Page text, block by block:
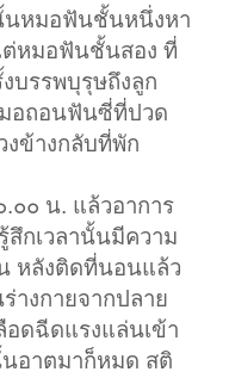
นหมอฟันชั้นหนึ่งหา
ต่หมอฟันชั้นสอง ที่
บรรพบุรุษถึงลูก
อถอนฟันซี่ที่ปวด
ข้างกลับที่พัก
๐๐ น. แล้วอาการ
สึกเวลานั้นมีความ
หลังติดที่นอนแล้ว
างกายจากปลาย
อดฉีดแรงแล่นเข้า
อาตมาก็หมด สติ